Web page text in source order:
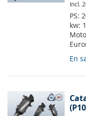
Incl.
PS:
kw:
En